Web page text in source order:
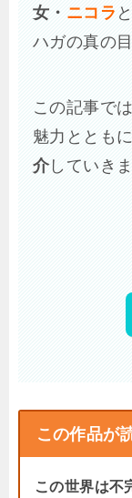
女・ ニコラ
ハガの真の
この記事では
魅力ととも
介していきま
この作品が
この世界は不